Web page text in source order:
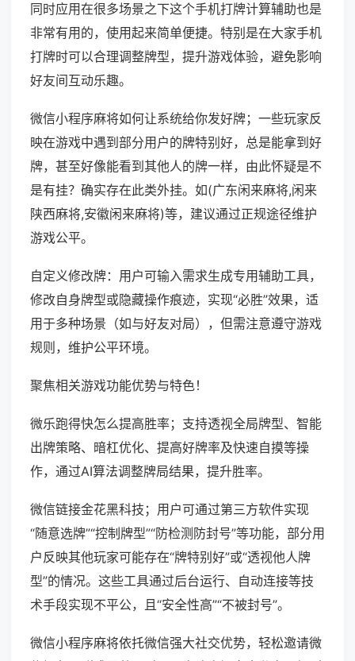
同时应用在很多场景之下这个手机打牌计算辅助也是
非常有用的，使用起来简单便捷。特别是在大家手机
打牌时可以合理调整牌型，提升游戏体验，避免影响
好友间互动乐趣。
微信小程序麻将如何让系统给你发好牌；一些玩家反
映在游戏中遇到部分用户的牌特别好，总是能拿到好
牌，甚至好像能看到其他人的牌一样，由此怀疑是不
是有挂？确实存在此类外挂。如(广东闲来麻将,闲来
陕西麻将,安徽闲来麻将)等，建议通过正规途径维护
游戏公平。
自定义修改牌：用户可输入需求生成专用辅助工具，
修改自身牌型或隐藏操作痕迹，实现“必胜”效果，适
用于多种场景（如与好友对局），但需注意遵守游戏
规则，维护公平环境。
聚焦相关游戏功能优势与特色！
微乐跑得快怎么提高胜率；支持透视全局牌型、智能
出牌策略、暗杠优化、提高好牌率及快速自摸等操
作，通过AI算法调整牌局结果，提升胜率。
微信链接金花黑科技；用户可通过第三方软件实现
“随意选牌”“控制牌型”“防检测防封号”等功能，部分用
户反映其他玩家可能存在“牌特别好”或“透视他人牌
型”的情况。这些工具通过后台运行、自动连接等技
术手段实现不平公，且“安全性高”“不被封号”。
微信小程序麻将依托微信强大社交优势，轻松邀请微